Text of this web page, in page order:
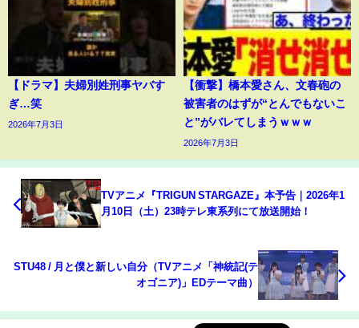
【ドラマ】夫婦別姓刑事ヤバす
ぎ…笑
2026年7月3日
【衝撃】橋本愛さん、文春砲の
被害者のはずが“とんでもないこ
と”がバレてしまうｗｗｗ
2026年7月3日
TVアニメ『TRIGUN STARGAZE』本予告｜2026年1
月10日（土）23時テレ東系列にて放送開始！
STU48 / 月と僕と新しい自分（TVアニメ「神統記(テ
オゴニア)」EDテーマ曲）